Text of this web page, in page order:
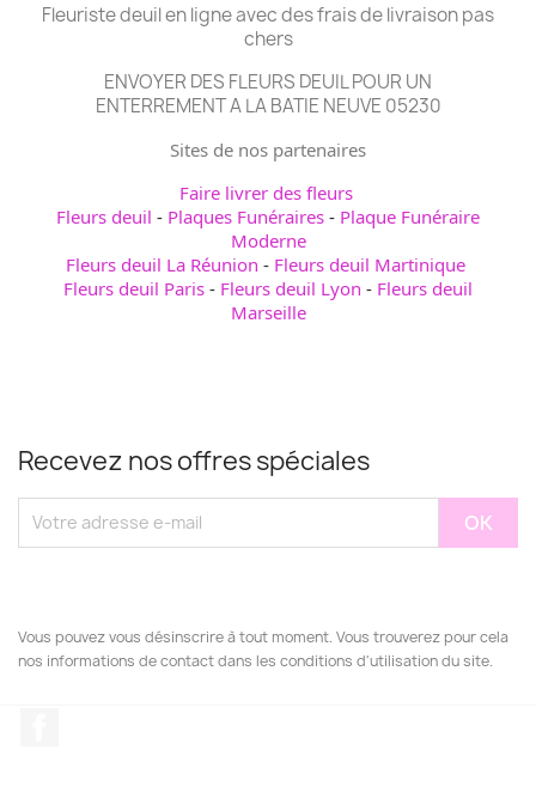
Fleuriste deuil en ligne avec des frais de livraison pas
chers
ENVOYER DES FLEURS DEUIL POUR UN
ENTERREMENT A LA BATIE NEUVE 05230
Sites de nos partenaires
Faire livrer des fleurs
Fleurs deuil - Plaques Funéraires - Plaque Funéraire
Moderne
Fleurs deuil La Réunion - Fleurs deuil Martinique
Fleurs deuil Paris - Fleurs deuil Lyon - Fleurs deuil
Marseille
Recevez nos offres spéciales
Vous pouvez vous désinscrire à tout moment. Vous trouverez pour cela
nos informations de contact dans les conditions d'utilisation du site.